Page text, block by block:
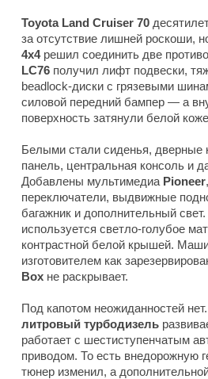
Toyota Land Cruiser 70
за отсутствие лишней роскоши,
4x4решил соединить две
LC76 получил лифт подвески,
beadlock-диски с грязевыми
силовой передний бампер — а
поверхность затянули белой
Белыми стали сиденья, дверные
панель, центральная консоль и
Добавлены мультимедиа Pioneer
переключатели, выдвижные
багажник и дополнительный
используется светло-голубое
контрастной белой крышей.
изготовителем как
Box не раскрывает.
Под капотом неожиданностей
литровый турбодизель
работает с шестиступенчатым
приводом. То есть внедорожную
тюнер изменил, а